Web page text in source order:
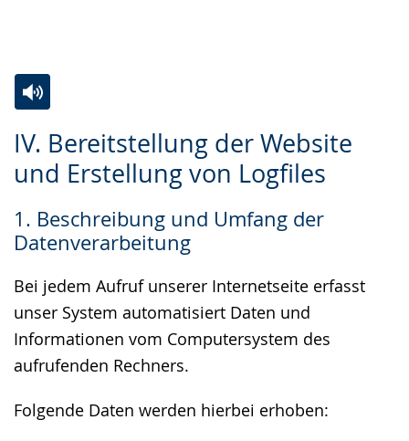
IV. Bereitstellung der Website
und Erstellung von Logfiles
1. Beschreibung und Umfang der
Datenverarbeitung
Bei jedem Aufruf unserer Internetseite erfasst
unser System automatisiert Daten und
Informationen vom Computersystem des
aufrufenden Rechners.
Folgende Daten werden hierbei erhoben:
Leichten
Sprache
Audio-
Unterstützung.
Video
in
Gebärdensprache
wird
angezeigt.